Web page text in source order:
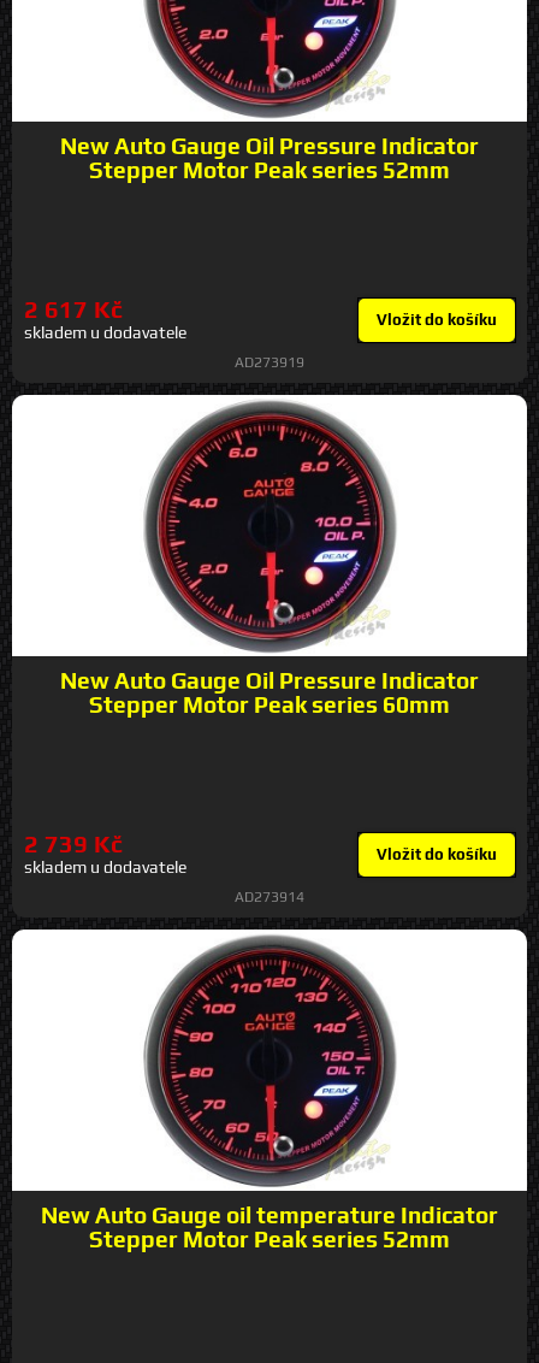
New Auto Gauge Oil Pressure Indicator
Stepper Motor Peak series 52mm
2 617 Kč
skladem u dodavatele
Vložit do košíku
AD273919
New Auto Gauge Oil Pressure Indicator
Stepper Motor Peak series 60mm
2 739 Kč
skladem u dodavatele
Vložit do košíku
AD273914
New Auto Gauge oil temperature Indicator
Stepper Motor Peak series 52mm